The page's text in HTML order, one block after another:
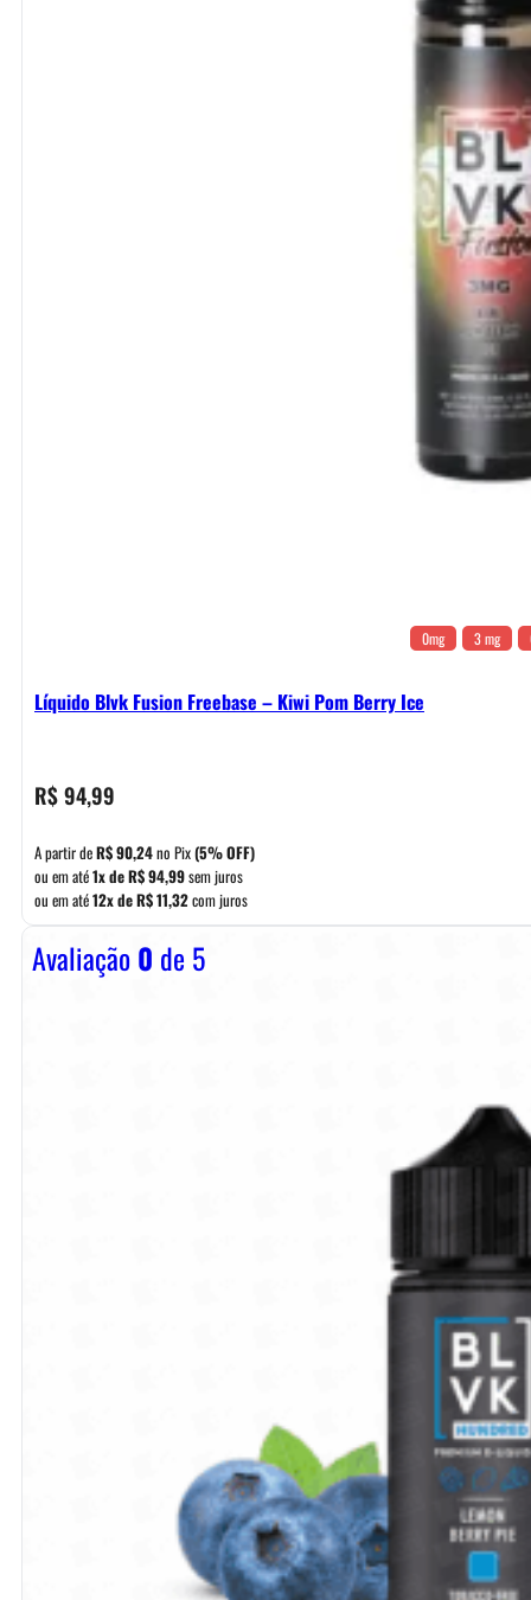
0mg 3 mg
Líquido Blvk Fusion Freebase – Kiwi Pom Berry Ice
R$94,99
A partir deR$90,24no Pix(5% OFF)
ou em até1x deR$94,99sem juros
ou em até12x deR$11,32com juros
Avaliação0 de 5